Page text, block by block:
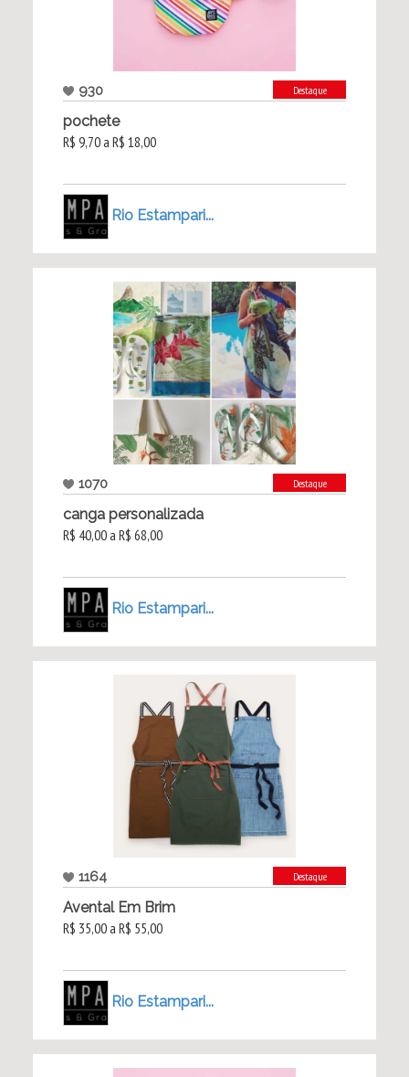
930 Destaque
pochete
R$ 9,70 a R$ 18,00
Rio Estampari...
1070 Destaque
canga personalizada
R$ 40,00 a R$ 68,00
Rio Estampari...
1164 Destaque
Avental Em Brim
R$ 35,00 a R$ 55,00
Rio Estampari...